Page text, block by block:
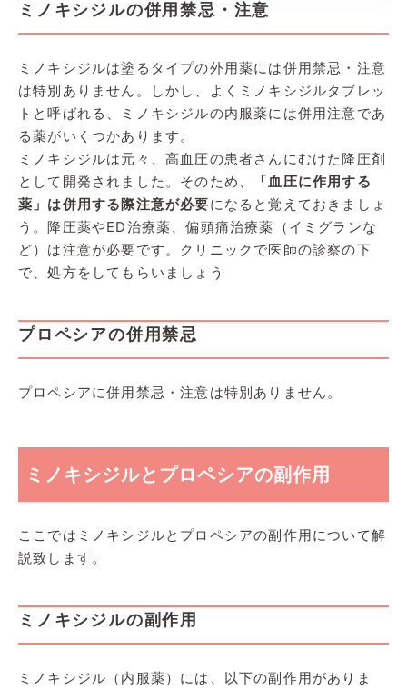
ミノキシジルの併用禁忌・注意
ミノキシジルは塗るタイプの外用薬には併用禁忌・注意
は特別ありません。しかし、よくミノキシジルタブレッ
トと呼ばれる、ミノキシジルの内服薬には併用注意であ
る薬がいくつかあります。
ミノキシジルは元々、高血圧の患者さんにむけた降圧剤
として開発されました。そのため、
「血圧に作用する
薬」は併用する際注意が必要になると覚えておきましょ
う。降圧薬やED治療薬、偏頭痛治療薬（イミグランな
ど）は注意が必要です。クリニックで医師の診察の下
で、処方をしてもらいましょう
プロペシアの併用禁忌
プロペシアに併用禁忌・注意は特別ありません。
ミノキシジルとプロペシアの副作用
ここではミノキシジルとプロペシアの副作用について解
説致します。
ミノキシジルの副作用
ミノキシジル（内服薬）には、以下の副作用がありま